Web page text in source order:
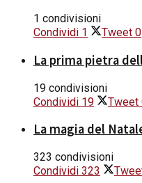
1 condivisioni
Condividi 1 Tweet 0
La prima pietra
19 condivisioni
Condividi 19 Tweet
La magia del
323 condivisioni
Condividi 323